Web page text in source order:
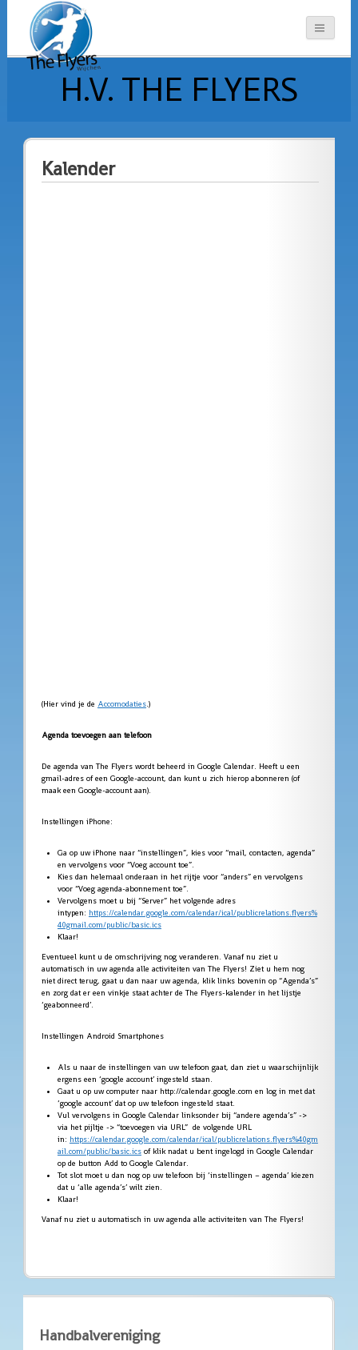
H.V. THE FLYERS
Kalender
(Hier vind je de Accomodaties.)
Agenda toevoegen aan telefoon
De agenda van The Flyers wordt beheerd in Google Calendar. Heeft u een
gmail-adres of een Google-account, dan kunt u zich hierop abonneren (of
maak een Google-account aan).
Instellingen iPhone:
Ga op uw iPhone naar “instellingen”, kies voor “mail, contacten, agenda”
en vervolgens voor “Voeg account toe”.
Kies dan helemaal onderaan in het rijtje voor “anders” en vervolgens
voor “Voeg agenda-abonnement toe”.
Vervolgens moet u bij “Server” het volgende adres
intypen: https://calendar.google.com/calendar/ical/publicrelations.flyers%
40gmail.com/public/basic.ics
Klaar!
Eventueel kunt u de omschrijving nog veranderen. Vanaf nu ziet u
automatisch in uw agenda alle activiteiten van The Flyers! Ziet u hem nog
niet direct terug, gaat u dan naar uw agenda, klik links bovenin op “Agenda’s”
en zorg dat er een vinkje staat achter de The Flyers-kalender in het lijstje
‘geabonneerd’.
Instellingen Android Smartphones
Als u naar de instellingen van uw telefoon gaat, dan ziet u waarschijnlijk
ergens een ‘google account’ ingesteld staan.
Gaat u op uw computer naar http://calendar.google.com en log in met dat
‘google account’ dat op uw telefoon ingesteld staat.
Vul vervolgens in Google Calendar linksonder bij “andere agenda’s” ->
via het pijltje -> “toevoegen via URL” de volgende URL
in: https://calendar.google.com/calendar/ical/publicrelations.flyers%40gm
ail.com/public/basic.icsof klik nadat u bent ingelogd in Google Calendar
op de button Add to Google Calendar.
Tot slot moet u dan nog op uw telefoon bij ‘instellingen – agenda’ kiezen
dat u ‘alle agenda’s’ wilt zien.
Klaar!
Vanaf nu ziet u automatisch in uw agenda alle activiteiten van The Flyers!
Handbalvereniging